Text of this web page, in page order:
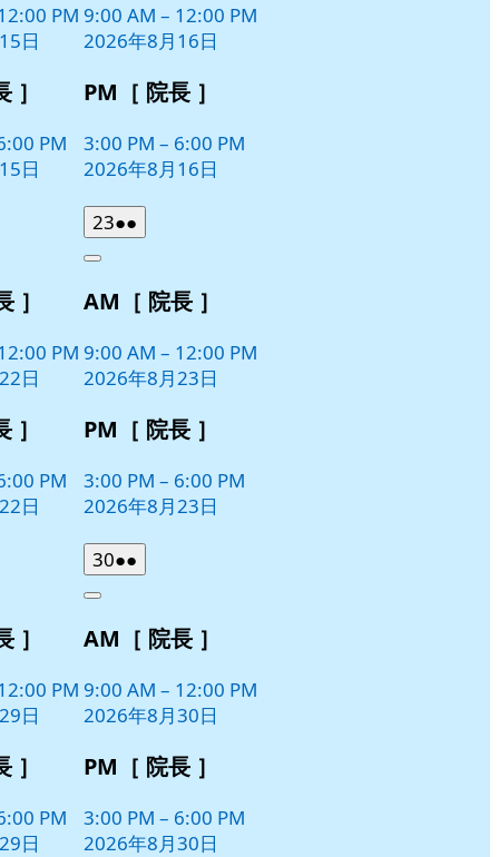
PM
日
］
PM
日
日ン
ト)
9:00 AM – 12:00 PM
2026年8月16日
PM［ 院長 ］
3:00 PM – 6:00 PM
2026年8月16日
］
PM
日
］
PM
日
232026
年
月
日
●●
件
イ
ン
ト)
Close
AM［ 院長 ］
9:00 AM – 12:00 PM
2026年8月23日
PM［ 院長 ］
3:00 PM – 6:00 PM
2026年8月23日
］
PM
日
］
PM
日
302026
年
月
日
●●
件
イ
ン
ト)
Close
AM［ 院長 ］
9:00 AM – 12:00 PM
2026年8月30日
PM［ 院長 ］
3:00 PM – 6:00 PM
2026年8月30日